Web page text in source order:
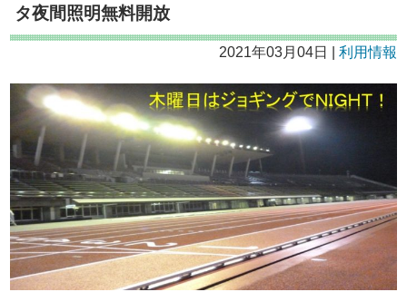
タ夜間照明無料開放
2021年03月04日 | 利用情報